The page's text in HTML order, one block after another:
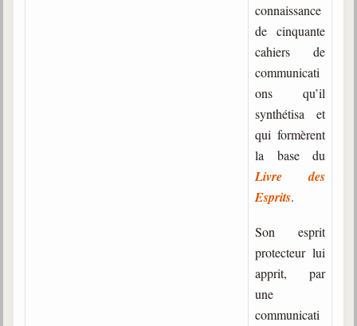
connaissance
de cinquante
cahiers de
communicati
ons qu’il
synthétisa et
qui formèrent
la base du
Livre des
Esprits.
Son esprit
protecteur lui
apprit, par
une
communicati